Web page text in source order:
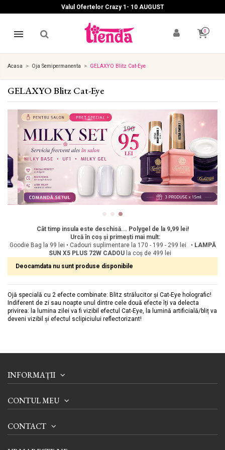
Valul Ofertelor Crazy 1- 10 AUGUST
0
Acasa Oja Semipermanenta GELAXYO Blitz Cat-Eye
GELAXYO Blitz Cat-Eye
Cât timp insula este deschisă... Polygel de la 9,99 lei!
Urcă în coș și primești mai mult:
Goodie Bag la 99 lei • Cadouri suplimentare la 170 - 199 - 299 lei • LAMPĂ
SUN X5 PLUS 72W CADOU la coș de 499 lei
Deocamdata nu sunt produse disponibile
Ojă specială cu 2 efecte combinate: Blitz strălucitor și Cat-Eye holografic!
Indiferent de zi sau noapte unul dintre cele două efecte îți va delecta
privirea: la lumina zilei va fi vizibil efectul Cat-Eye, la lumină artificială/bliț va
deveni vizibil și efectul sclipiciului reflectorizant!
INFORMAȚII
CONTUL MEU
CONTACT